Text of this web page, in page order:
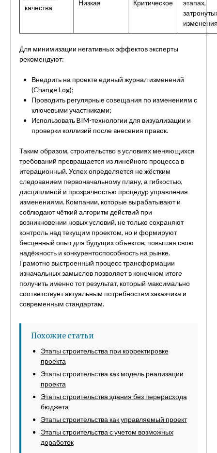
качества
Низкая Критическое
этапах,
Для минимизации негативных эффектов эксперты
рекомендуют:
Внедрить на проекте единый журнал изменений
(Change Log);
Проводить регулярные совещания по изменениям с
ключевыми участниками;
Использовать BIM-технологии для визуализации и
проверки коллизий после внесения правок.
Таким образом, строительство в условиях меняющихся
требований превращается из линейного процесса в
итерационный. Успех определяется не жёстким
следованием первоначальному плану, а гибкостью,
дисциплиной и прозрачностью процедур управления
изменениями. Компании, которые вырабатывают и
соблюдают чёткий алгоритм действий при
возникновении новых условий, не только сохраняют
контроль над текущим проектом, но и формируют
бесценный опыт для будущих объектов, повышая свою
надёжность и конкурентоспособность на рынке.
Грамотно выстроенный процесс трансформации
изначальных замыслов позволяет в конечном итоге
получить именно тот результат, который максимально
соответствует актуальным потребностям заказчика и
современным стандартам.
Похожие статьи
Этапы строительства при корректировке
проекта
Этапы строительства как модель реализации
проекта
Этапы строительства здания без перерасхода
бюджета
Этапы строительства как управляемый проект
Этапы строительства с учетом возможных
доработок